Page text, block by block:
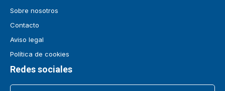
Sobre nosotros
Contacto
Aviso legal
Política de cookies
Redes sociales